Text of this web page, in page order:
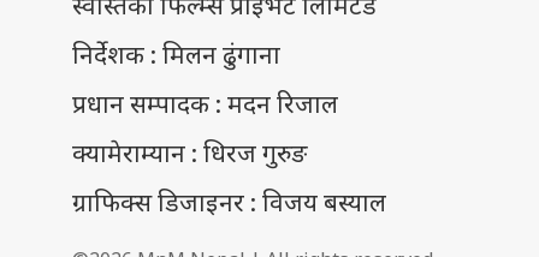
निर्देशक : मिलन ढुंगाना
प्रधान सम्पादक : मदन रिजाल
क्यामेराम्यान : धिरज गुरुङ
ग्राफिक्स डिजाइनर : विजय बस्याल